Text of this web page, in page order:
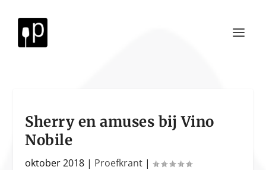
Sherry en amuses bij Vino
Nobile
oktober 2018 | Proefkrant |